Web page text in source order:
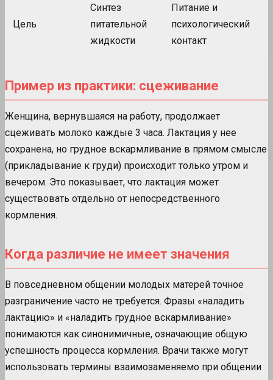
Цель
Синтез
питательной
жидкости
Питание и
психологический
контакт
Пример из практики: сцеживание
Женщина, вернувшаяся на работу, продолжает
сцеживать молоко каждые 3 часа. Лактация у нее
сохранена, но грудное вскармливание в прямом смысле
(прикладывание к груди) происходит только утром и
вечером. Это показывает, что лактация может
существовать отдельно от непосредственного
кормления.
Когда различие не имеет значения
В повседневном общении молодых матерей точное
разграничение часто не требуется. Фразы «наладить
лактацию» и «наладить грудное вскармливание»
понимаются как синонимичные, означающие общую
успешность процесса кормления. Врачи также могут
использовать термины взаимозаменяемо при общении